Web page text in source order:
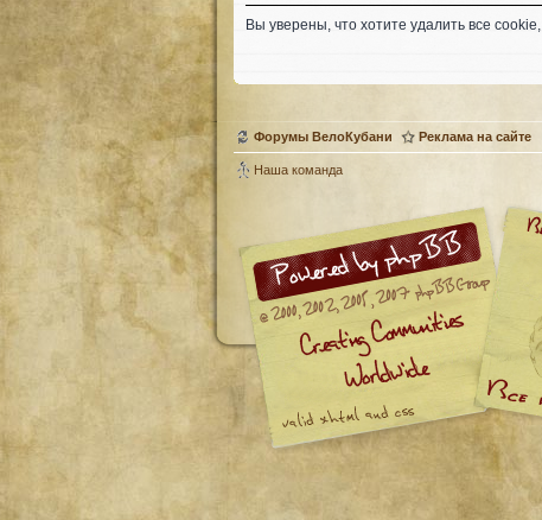
Вы уверены, что хотите удалить все
Форумы ВелоКубани Реклама на сайте
Наша команда